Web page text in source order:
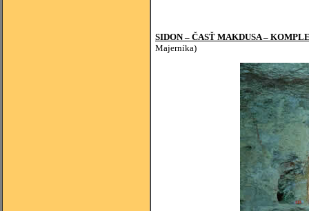
SIDON – ČASŤ MAKDUSA –
Majerníka)